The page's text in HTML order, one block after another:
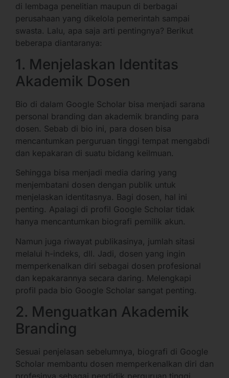
di lembaga penelitian maupun di berbagai
perusahaan yang dikelola pemerintah sampai
swasta. Lalu, apa saja arti pentingnya? Berikut
beberapa diantaranya:
1. Menjelaskan Identitas
Akademik Dosen
Bio di dalam Google Scholar bisa menjadi sarana
personal branding dan akademik branding para
dosen. Sebab di bio ini, para dosen bisa
mencantumkan perguruan tinggi tempat mengabdi
dan kepakaran di suatu bidang keilmuan.
Sehingga bisa menjadi media daring yang
menjembatani dosen dengan publik untuk
menjelaskan identitasnya. Bagi dosen, hal ini
penting. Apalagi di profil Google Scholar tidak
hanya mencantumkan biografi pemilik akun.
Namun juga riwayat publikasinya, jumlah sitasi
melalui h-indeks, dll. Jadi, dosen yang ingin
memperkenalkan diri sebagai dosen profesional
dan kepakarannya secara daring. Melengkapi
profil pada bio Google Scholar sangat penting.
2. Menguatkan Akademik
Branding
Sesuai penjelasan sebelumnya, biografi di Google
Scholar membantu dosen memperkenalkan diri dan